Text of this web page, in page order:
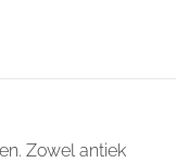
Zowel antiek